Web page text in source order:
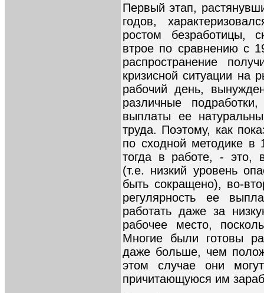
Первый этап,
годов,
ростом безработицы,
втрое по сравнению с
распространение
кризисной ситуации на
рабочий день,
различные
выплаты ее
труда. Поэтому, как
по сходной методике в
тогда в работе, - это,
(т.е. низкий уровень
быть сокращено), во-
регулярность ее
работать даже за
рабочее место,
Многие были готовы
даже больше, чем
этом случае они
причитающуюся им